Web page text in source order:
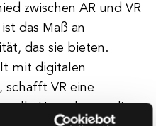
zwischen AR und VR
das Maß an
das sie bieten.
mit digitalen
schafft VR eine
Umgebung, die